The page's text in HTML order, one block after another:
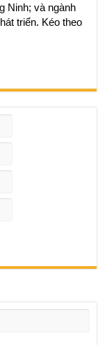
Ninh; và ngành
triển. Kéo theo